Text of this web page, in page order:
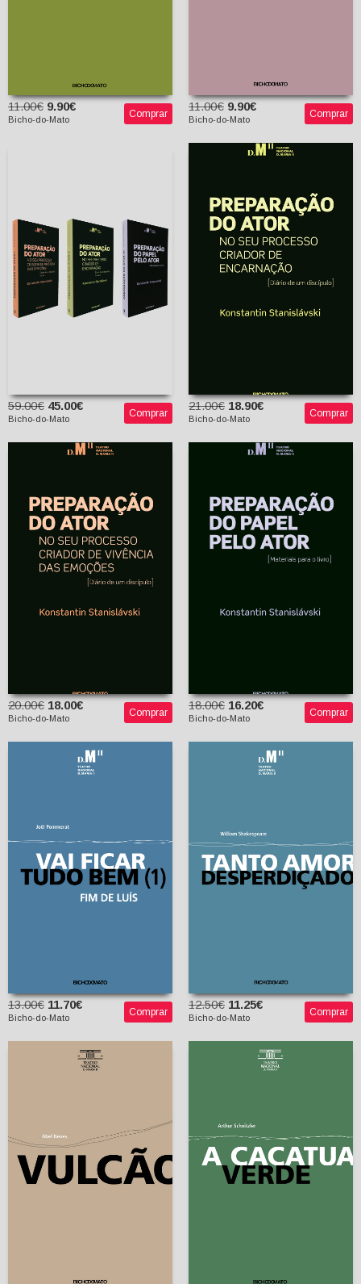
11.00€ 9.90€
Bicho-do-Mato Comprar
11.00€ 9.90€
Bicho-do-Mato Comprar
Konstantin
Stanislávski
(tradutores)
59.00€ 45.00€
Bicho-do-Mato Comprar
II: No seu processo
criador de encarnação
Konstantin
Stanislávski
Nina e Filipe Guerra
(tradutores)
21.00€ 18.90€
Bicho-do-Mato Comprar
I: no seu processo
criador de vivência das
emoções
Konstantin
Stanislávski
Nina e Filipe Guerra
(tradutores)
20.00€ 18.00€
Bicho-do-Mato Comprar
Preparação do Papel
pelo Ator
Konstantin
Stanislávski
Nina e Filipe Guerra
(tradutores)
18.00€ 16.20€
Bicho-do-Mato Comprar
Joël Pommerat
Mickaël de Oliveira
13.00€ 11.70€
Bicho-do-Mato Comprar
William Shakespeare
Nuno Júdice (tradutor)
12.50€ 11.25€
Bicho-do-Mato Comprar
(tradutor)